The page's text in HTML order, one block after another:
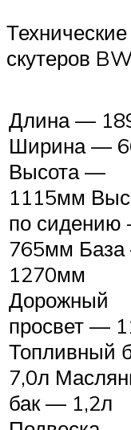
скутеров
Длина —
Ширина —
Высота —
1115мм
по
765мм
1270мм
Дорожный
просвет —
Топливный
7,0л
бак — 1,2л